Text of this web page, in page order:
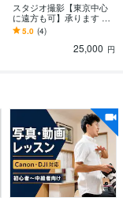
スタジオ撮影【東京中心
に遠方も可】承ります ラ
イティング機材をしっか
り組んで選ばれるプロフ
5.0 (4)
25,000 円